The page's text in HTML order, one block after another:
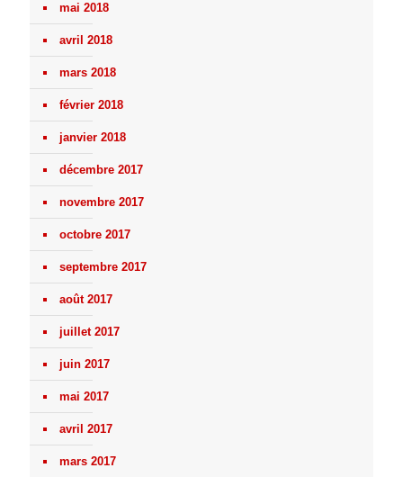
mai 2018
avril 2018
mars 2018
février 2018
janvier 2018
décembre 2017
novembre 2017
octobre 2017
septembre 2017
août 2017
juillet 2017
juin 2017
mai 2017
avril 2017
mars 2017